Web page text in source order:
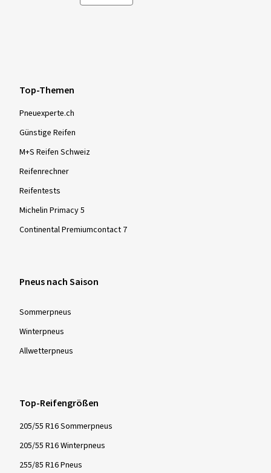
Top-Themen
Pneuexperte.ch
Günstige Reifen
M+S Reifen Schweiz
Reifenrechner
Reifentests
Michelin Primacy 5
Continental Premiumcontact 7
Pneus nach Saison
Sommer­pneus
Winter­pneus
Allwetter­pneus
Top-Reifengrößen
205/55 R16 Sommerpneus
205/55 R16 Winterpneus
255/85 R16 Pneus